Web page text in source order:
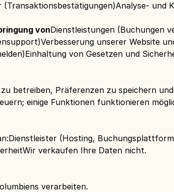
und
vonDienstleistungen (Buchungen
unserer Website
von Gesetzen und
betreiben, Präferenzen zu speichern
einige Funktionen funktionieren
(Hosting,
verkaufen Ihre Daten nicht.
verarbeiten.